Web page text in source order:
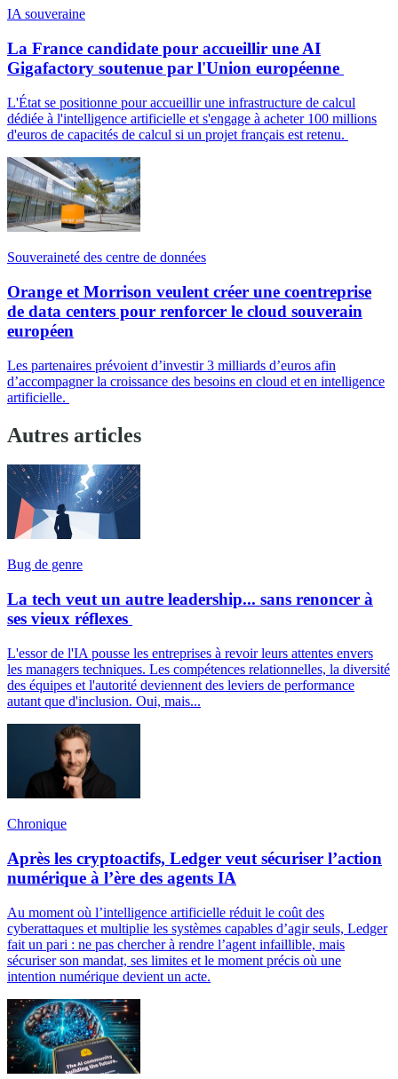
IA souveraine
La France candidate pour accueillir une AI
Gigafactory soutenue par l'Union européenne
L'État se positionne pour accueillir une infrastructure de calcul
dédiée à l'intelligence artificielle et s'engage à acheter 100 millions
d'euros de capacités de calcul si un projet français est retenu.
Souveraineté des centre de données
Orange et Morrison veulent créer une coentreprise
de data centers pour renforcer le cloud souverain
européen
Les partenaires prévoient d’investir 3 milliards d’euros afin
d’accompagner la croissance des besoins en cloud et en intelligence
artificielle.
Autres articles
Bug de genre
La tech veut un autre leadership... sans renoncer à
ses vieux réflexes
L'essor de l'IA pousse les entreprises à revoir leurs attentes envers
les managers techniques. Les compétences relationnelles, la diversité
des équipes et l'autorité deviennent des leviers de performance
autant que d'inclusion. Oui, mais...
Chronique
Après les cryptoactifs, Ledger veut sécuriser l’action
numérique à l’ère des agents IA
Au moment où l’intelligence artificielle réduit le coût des
cyberattaques et multiplie les systèmes capables d’agir seuls, Ledger
fait un pari : ne pas chercher à rendre l’agent infaillible, mais
sécuriser son mandat, ses limites et le moment précis où une
intention numérique devient un acte.